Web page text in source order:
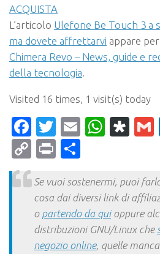
ACQUISTA
L’articolo Ulefone Be Touch 3 a
ma dovete affrettarvi appare
Chimera Revo – News, guide e
della tecnologia.
Visited 16 times, 1 visit(s) today
Facebook
Twitter
Email
CopyPrint
Se vuoi sostenermi, puoi
cosa dai diversi link di
o partendo da quioppure
distribuzioni GNU/Linux che
negozio online, quelle